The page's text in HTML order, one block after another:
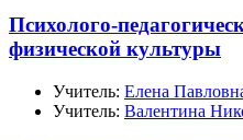
Психолого-
физической культуры
Учитель: Елена
Учитель: Валентина